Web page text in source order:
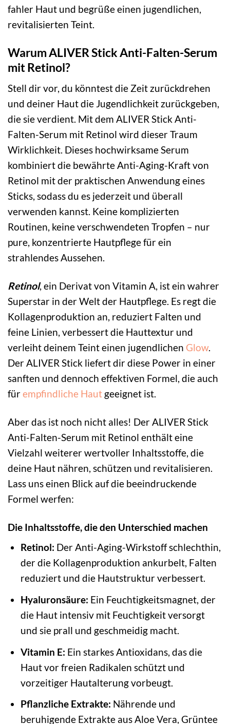
fahler Haut und begrüße einen jugendlichen,
revitalisierten Teint.
Warum ALIVER Stick Anti-Falten-Serum
mit Retinol?
Stell dir vor, du könntest die Zeit zurückdrehen
und deiner Haut die Jugendlichkeit zurückgeben,
die sie verdient. Mit dem ALIVER Stick Anti-
Falten-Serum mit Retinol wird dieser Traum
Wirklichkeit. Dieses hochwirksame Serum
kombiniert die bewährte Anti-Aging-Kraft von
Retinol mit der praktischen Anwendung eines
Sticks, sodass du es jederzeit und überall
verwenden kannst. Keine komplizierten
Routinen, keine verschwendeten Tropfen – nur
pure, konzentrierte Hautpflege für ein
strahlendes Aussehen.
Retinol, ein Derivat von Vitamin A, ist ein wahrer
Superstar in der Welt der Hautpflege. Es regt die
Kollagenproduktion an, reduziert Falten und
feine Linien, verbessert die Hauttextur und
verleiht deinem Teint einen jugendlichen Glow.
Der ALIVER Stick liefert dir diese Power in einer
sanften und dennoch effektiven Formel, die auch
fürempfindliche Haut geeignet ist.
Aber das ist noch nicht alles! Der ALIVER Stick
Anti-Falten-Serum mit Retinol enthält eine
Vielzahl weiterer wertvoller Inhaltsstoffe, die
deine Haut nähren, schützen und revitalisieren.
Lass uns einen Blick auf die beeindruckende
Formel werfen:
Die Inhaltsstoffe, die den Unterschied machen
Retinol: Der Anti-Aging-Wirkstoff schlechthin,
der die Kollagenproduktion ankurbelt, Falten
reduziert und die Hautstruktur verbessert.
Hyaluronsäure: Ein Feuchtigkeitsmagnet, der
die Haut intensiv mit Feuchtigkeit versorgt
und sie prall und geschmeidig macht.
Vitamin E: Ein starkes Antioxidans, das die
Haut vor freien Radikalen schützt und
vorzeitiger Hautalterung vorbeugt.
Pflanzliche Extrakte: Nährende und
beruhigende Extrakte aus Aloe Vera, Grüntee